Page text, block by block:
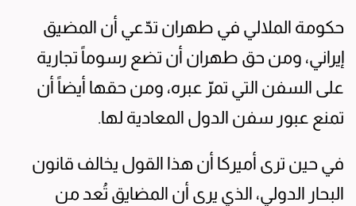
حكومة الملالي في طهران تدّعي أن المضيق
إيراني، ومن حق طهران أن تضع رسوماً تجارية
على السفن التي تمرّ عبره، ومن حقها أيضاً أن
تمنع عبور سفن الدول المعادية لها.
في حين ترى أميركا أن هذا القول يخالف قانون
البحار الدولي، الذي يرى أن المضايق تُعد من